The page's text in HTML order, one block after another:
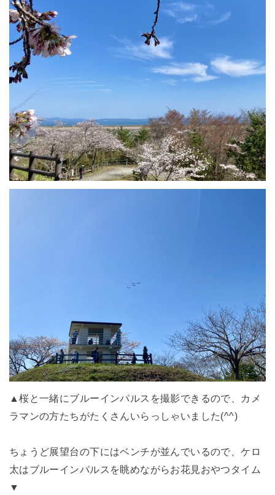
▲桜と一緒にブルーインパルスを撮影できるので、カメ
ラマンの方たちがたくさんいらっしゃいました(^^)
ちょうど展望台の下にはベンチが並んでいるので、ケロ
太はブルーインパルスを眺めながらお花見おやつタイム
▼